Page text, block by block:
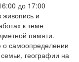
до 17:00
живопись и
к теме
памяти.
о самоопределении
географии на